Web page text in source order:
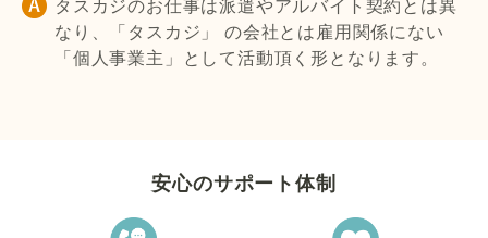
タスカジのお仕事は派遣やアルバイト契約とは異
なり、「タスカジ」 の会社とは雇用関係にない
「個人事業主」として活動頂く形となります。
安心のサポート体制